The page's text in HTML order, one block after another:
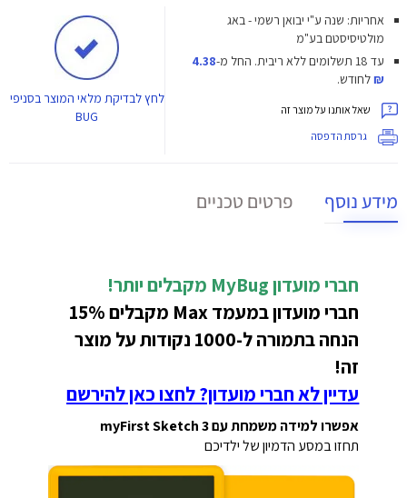
אחריות: שנה ע"י יבואן רשמי - באג
מולטיסיסטם בע"מ
עד 18 תשלומים ללא ריבית.
החל מ-4.38
₪לחודש.
שאל אותנו על מוצר זה
גרסת הדפסה
לחץלבדיקת מלאי המוצר בסניפי
BUG
מידע נוסף פרטים טכניים
חברי מועדון MyBug
מקבלים יותר!
חברי מועדון במעמד Max מקבלים 15%
הנחה בתמורה ל-1000 נקודות על מוצר
זה!
עדיין לא חברי מועדון? לחצו כאן להירשם
אפשרו למידה משמחת עם myFirst Sketch 3
תחזו במסע הדמיון של ילדיכם